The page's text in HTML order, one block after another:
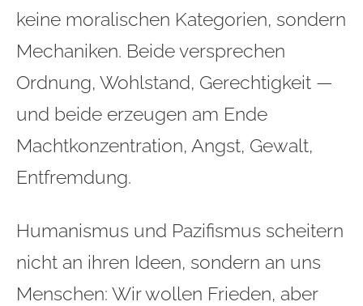
keine moralischen Kategorien, sondern
Mechaniken. Beide versprechen
Ordnung, Wohlstand, Gerechtigkeit —
und beide erzeugen am Ende
Machtkonzentration, Angst, Gewalt,
Entfremdung.
Humanismus und Pazifismus scheitern
nicht an ihren Ideen, sondern an uns
Menschen: Wir wollen Frieden, aber